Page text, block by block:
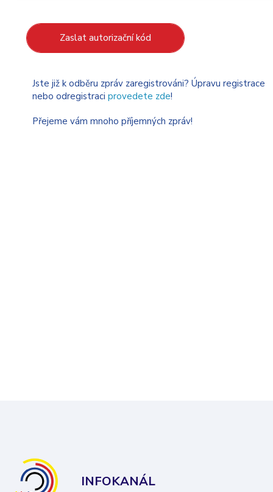
Zaslat autorizační kód
Jste již k odběru zpráv zaregistrováni? Úpravu registrace
nebo odregistraci provedete zde!
Přejeme vám mnoho příjemných zpráv!
INFOKANÁL